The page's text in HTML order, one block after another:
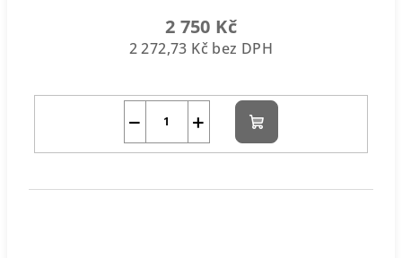
2 750 Kč
2 272,73 Kč bez DPH
+
− Do
košíku